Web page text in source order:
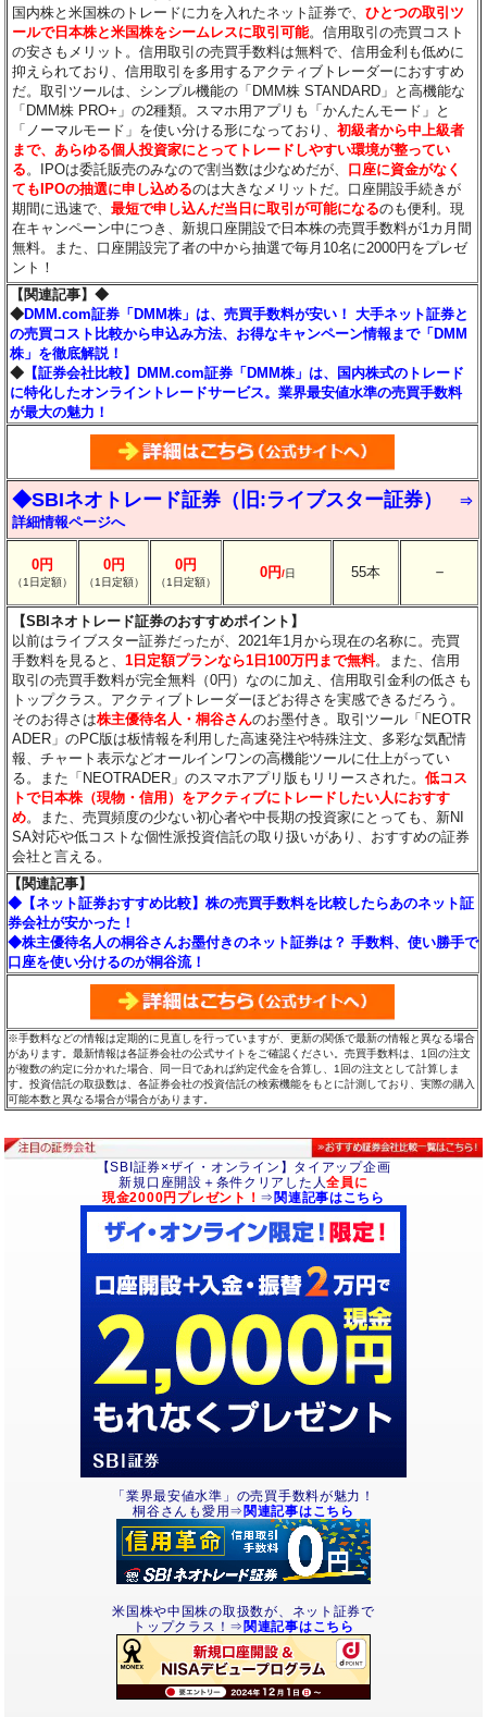
国内株と米国株のトレードに力を入れたネット証券で、ひとつの取引ツ
ールで日本株と米国株をシームレスに取引可能。信用取引の売買コスト
の安さもメリット。信用取引の売買手数料は無料で、信用金利も低めに
抑えられており、信用取引を多用するアクティブトレーダーにおすすめ
だ。取引ツールは、シンプル機能の「DMM株 STANDARD」と高機能な
「DMM株 PRO+」の2種類。スマホ用アプリも「かんたんモード」と
「ノーマルモード」を使い分ける形になっており、初級者から中上級者
まで、あらゆる個人投資家にとってトレードしやすい環境が整ってい
る。IPOは委託販売のみなので割当数は少なめだが、 口座に資金がなく
てもIPOの抽選に申し込めるのは大きなメリットだ。口座開設手続きが
期間に迅速で、最短で申し込んだ当日に取引が可能になるのも便利。現
在キャンペーン中につき、新規口座開設で日本株の売買手数料が1カ月間
無料。また、口座開設完了者の中から抽選で毎月10名に2000円をプレゼ
ント！
【関連記事】◆
◆DMM.com証券「DMM株」は、売買手数料が安い！ 大手ネット証券と
の売買コスト比較から申込み方法、お得なキャンペーン情報まで「DMM
株」を徹底解説！
◆ 【証券会社比較】DMM.com証券「DMM株」は、国内株式のトレード
に特化したオンライントレードサービス。業界最安値水準の売買手数料
が最大の魅力！
◆SBIネオトレード証券（旧:ライブスター証券）
⇒
詳細情報ページへ
0円
（1日定額）
0円
（1日定額）
0円
（1日定額）
0円/日 55本 －
【SBIネオトレード証券のおすすめポイント】
以前はライブスター証券だったが、2021年1月から現在の名称に。売買
手数料を見ると、1日定額プランなら1日100万円まで無料。また、信用
取引の売買手数料が完全無料（0円）なのに加え、信用取引金利の低さも
トップクラス。アクティブトレーダーほどお得さを実感できるだろう。
そのお得さは株主優待名人・桐谷さんのお墨付き。取引ツール「NEOTR
ADER」のPC版は板情報を利用した高速発注や特殊注文、多彩な気配情
報、チャート表示などオールインワンの高機能ツールに仕上がってい
る。また「NEOTRADER」のスマホアプリ版もリリースされた。低コス
トで日本株（現物・信用）をアクティブにトレードしたい人におすす
め。また、売買頻度の少ない初心者や中長期の投資家にとっても、新NI
SA対応や低コストな個性派投資信託の取り扱いがあり、おすすめの証券
会社と言える。
【関連記事】
◆【ネット証券おすすめ比較】株の売買手数料を比較したらあのネット証
券会社が安かった！
◆株主優待名人の桐谷さんお墨付きのネット証券は？ 手数料、使い勝手で
口座を使い分けるのが桐谷流！
※手数料などの情報は定期的に見直しを行っていますが、更新の関係で最新の情報と異なる場合
があります。最新情報は各証券会社の公式サイトをご確認ください。売買手数料は、1回の注文
が複数の約定に分かれた場合、同一日であれば約定代金を合算し、1回の注文として計算しま
す。投資信託の取扱数は、各証券会社の投資信託の検索機能をもとに計測しており、実際の購入
可能本数と異なる場合が場合があります。
【SBI証券×ザイ・オンライン】タイアップ企画
新規口座開設＋条件クリアした人全員に
現金2000円プレゼント！ ⇒ 関連記事はこちら
「業界最安値水準」の売買手数料が魅力！
桐谷さんも愛用⇒ 関連記事はこちら
米国株や中国株の取扱数が、ネット証券で
トップクラス！⇒ 関連記事はこちら